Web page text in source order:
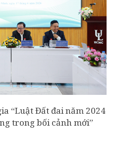
“Luật Đất đai năm 2024
trong bối cảnh mới”